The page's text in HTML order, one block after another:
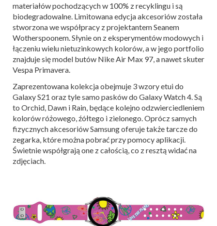
materiałów pochodzących w 100% z recyklingu i są
biodegradowalne. Limitowana edycja akcesoriów została
stworzona we współpracy z projektantem Seanem
Wotherspoonem. Słynie on z eksperymentów modowych i
łączeniu wielu nietuzinkowych kolorów, a w jego portfolio
znajduje się model butów Nike Air Max 97, a nawet skuter
Vespa Primavera.
Zaprezentowana kolekcja obejmuje 3 wzory etui do
Galaxy S21 oraz tyle samo pasków do Galaxy Watch 4. Są
to Orchid, Dawn i Rain, będące kolejno odzwierciedleniem
kolorów różowego, źółtego i zielonego. Oprócz samych
fizycznych akcesoriów Samsung oferuje także tarcze do
zegarka, które można pobrać przy pomocy aplikacji.
Świetnie współgrają one z całością, co z resztą widać na
zdjęciach.